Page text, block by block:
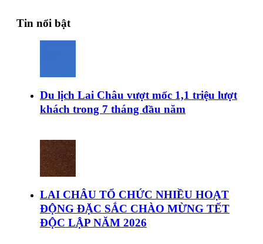
Tin nổi bật
Du lịch Lai Châu vượt mốc 1,1 triệu lượt
khách trong 7 tháng đầu năm
LAI CHÂU TỔ CHỨC NHIỀU HOẠT
ĐỘNG ĐẶC SẮC CHÀO MỪNG TẾT
ĐỘC LẬP NĂM 2026